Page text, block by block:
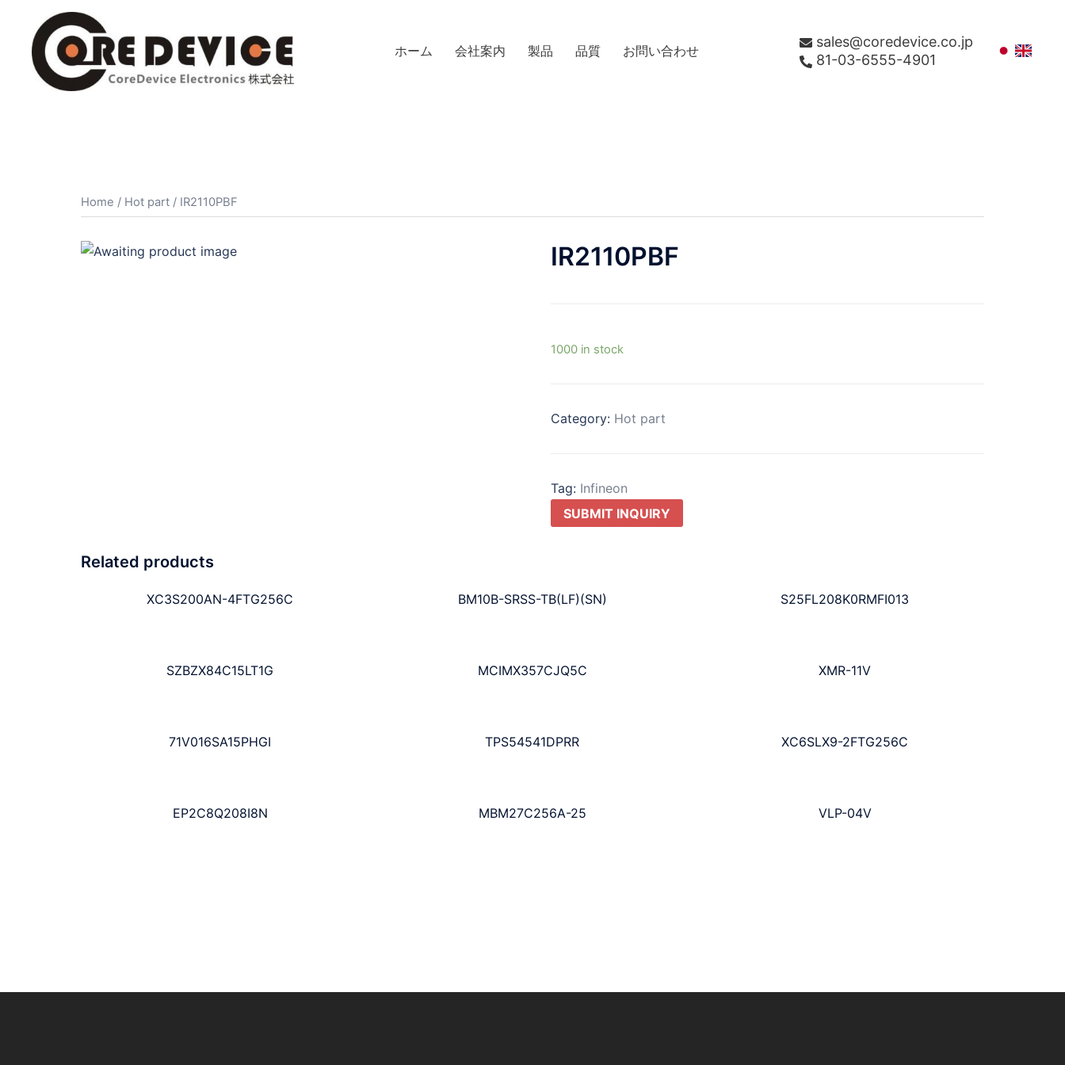
ホーム 会社案内 製品 品質 お問い合わせ
sales@coredevice.co.jp
81-03-6555-4901
Home / Hot part / IR2110PBF
IR2110PBF
1000 in stock
Category: Hot part
Tag: Infineon
SUBMIT INQUIRY
Related products
XC3S200AN-4FTG256C BM10B-SRSS-TB(LF)(SN) S25FL208K0RMFI013
SZBZX84C15LT1G MCIMX357CJQ5C XMR-11V
71V016SA15PHGI TPS54541DPRR XC6SLX9-2FTG256C
EP2C8Q208I8N MBM27C256A-25 VLP-04V